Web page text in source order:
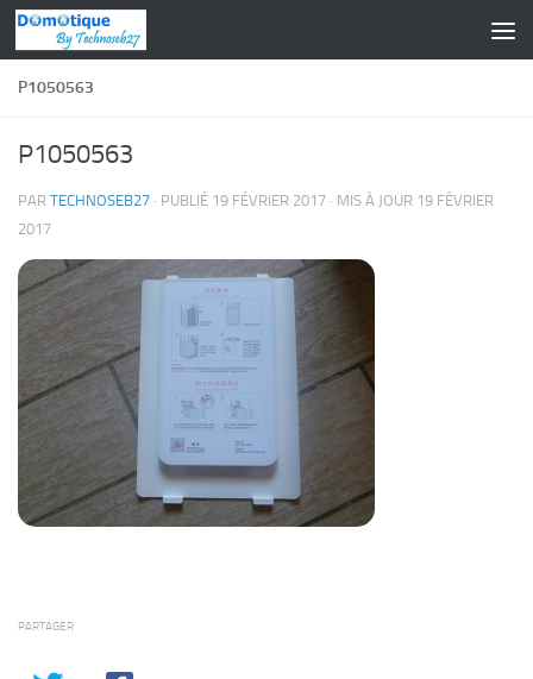
Skip to content
P1050563
P1050563
PAR TECHNOSEB27 · PUBLIÉ 19 FÉVRIER 2017 · MIS À JOUR 19 FÉVRIER
2017
PARTAGER